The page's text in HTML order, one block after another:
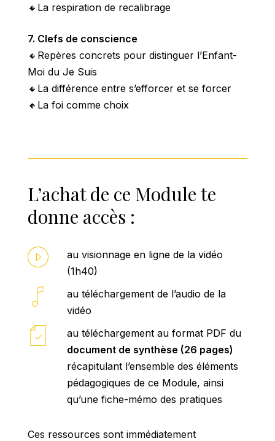
🔸La respiration de recalibrage
7. Clefs de conscience
🔸Repères concrets pour distinguer l’Enfant-
Moi du Je Suis
🔸La différence entre s’efforcer et se forcer
🔸La foi comme choix
L’achat de ce Module te
donne accès :
au visionnage en ligne de la vidéo
(1h40)
au téléchargement de l’audio de la
vidéo
au téléchargement au format PDF du
document de synthèse (26 pages)
récapitulant l’ensemble des éléments
pédagogiques de ce Module, ainsi
qu’une fiche-mémo des pratiques
Ces ressources sont immédiatement